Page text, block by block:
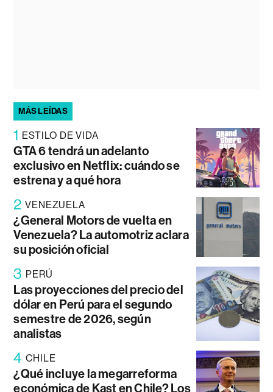
MÁS LEÍDAS
1 ESTILO DE VIDA
GTA 6 tendrá un adelanto
exclusivo en Netflix: cuándo se
estrena y a qué hora
2 VENEZUELA
¿General Motors de vuelta en
Venezuela? La automotriz aclara
su posición oficial
3 PERÚ
Las proyecciones del precio del
dólar en Perú para el segundo
semestre de 2026, según
analistas
4 CHILE
¿Qué incluye la megarreforma
económica de Kast en Chile? Los